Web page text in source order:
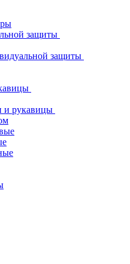
защиты
защиты
и рукавицы